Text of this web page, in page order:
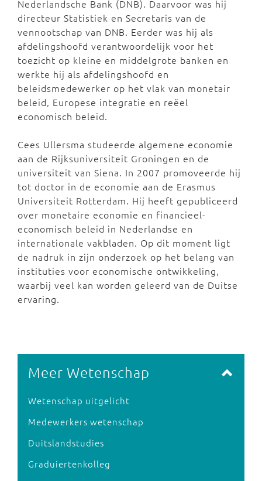
Nederlandsche Bank (DNB). Daarvoor was hij
directeur Statistiek en Secretaris van de
vennootschap van DNB. Eerder was hij als
afdelingshoofd verantwoordelijk voor het
toezicht op kleine en middelgrote banken en
werkte hij als afdelingshoofd en
beleidsmedewerker op het vlak van monetair
beleid, Europese integratie en reëel
economisch beleid.
Cees Ullersma studeerde algemene economie
aan de Rijksuniversiteit Groningen en de
universiteit van Siena. In 2007 promoveerde hij
tot doctor in de economie aan de Erasmus
Universiteit Rotterdam. Hij heeft gepubliceerd
over monetaire economie en financieel-
economisch beleid in Nederlandse en
internationale vakbladen. Op dit moment ligt
de nadruk in zijn onderzoek op het belang van
instituties voor economische ontwikkeling,
waarbij veel kan worden geleerd van de Duitse
ervaring.
Meer Wetenschap
Wetenschap uitgelicht
Medewerkers wetenschap
Duitslandstudies
Graduiertenkolleg